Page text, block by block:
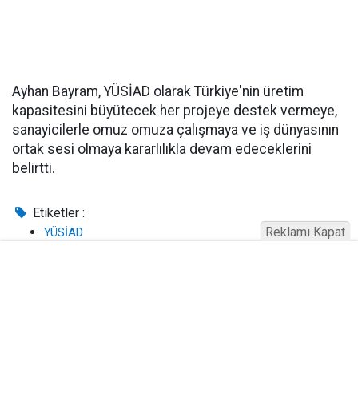
Ayhan Bayram, YÜSİAD olarak Türkiye'nin üretim
kapasitesini büyütecek her projeye destek vermeye,
sanayicilerle omuz omuza çalışmaya ve iş dünyasının
ortak sesi olmaya kararlılıkla devam edeceklerini
belirtti.
Etiketler :
YÜSİAD
Reklamı Kapat